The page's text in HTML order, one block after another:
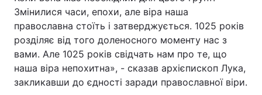
Змінилися часи, епохи, але віра наша
православна стоїть і затверджується. 1025 років
розділяє від того доленосного моменту нас з
вами. Але 1025 років свідчать нам про те, що
наша віра непохитна», - сказав архієпископ Лука,
закликавши до єдності заради православної віри.